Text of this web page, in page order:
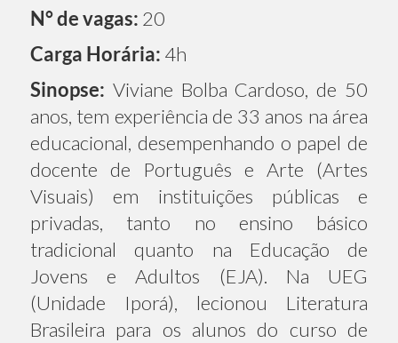
N° de vagas: 20
Carga Horária: 4h
Sinopse: Viviane Bolba Cardoso, de 50
anos, tem experiência de 33 anos na área
educacional, desempenhando o papel de
docente de Português e Arte (Artes
Visuais) em instituições públicas e
privadas, tanto no ensino básico
tradicional quanto na Educação de
Jovens e Adultos (EJA). Na UEG
(Unidade Iporá), lecionou Literatura
Brasileira para os alunos do curso de